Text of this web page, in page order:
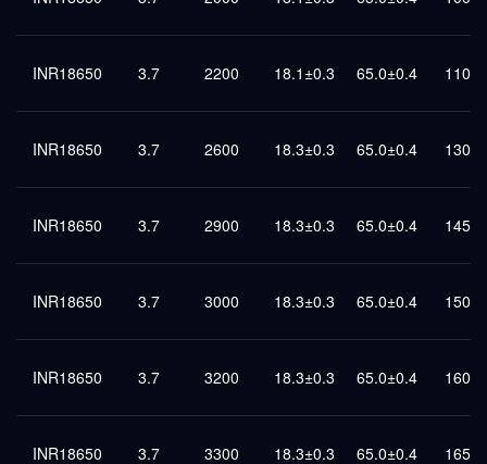
INR18650 3.7 2200 18.1±0.3 65.0±0.4 1100
INR18650 3.7 2600 18.3±0.3 65.0±0.4 1300
INR18650 3.7 2900 18.3±0.3 65.0±0.4 1450
INR18650 3.7 3000 18.3±0.3 65.0±0.4 1500
INR18650 3.7 3200 18.3±0.3 65.0±0.4 1600
INR18650 3.7 3300 18.3±0.3 65.0±0.4 1650